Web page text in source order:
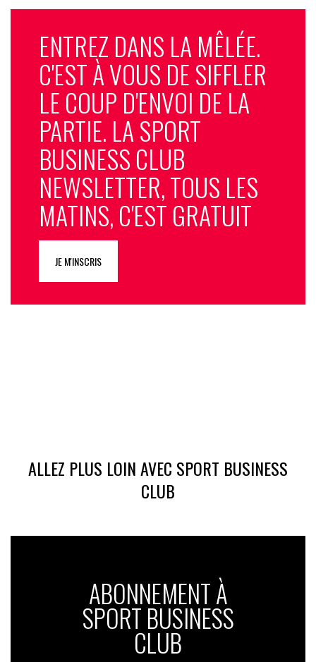
ENTREZ DANS LA MÊLÉE.
C'EST À VOUS DE SIFFLER
LE COUP D'ENVOI DE LA
PARTIE. LA SPORT
BUSINESS CLUB
NEWSLETTER, TOUS LES
MATINS, C'EST GRATUIT
JE M'INSCRIS
ALLEZ PLUS LOIN AVEC SPORT BUSINESS
CLUB
ABONNEMENT À
SPORT BUSINESS
CLUB